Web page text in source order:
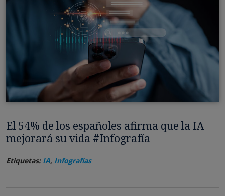
El 54% de los españoles afirma que la IA
mejorará su vida #Infografía
Etiquetas: IA, Infografías